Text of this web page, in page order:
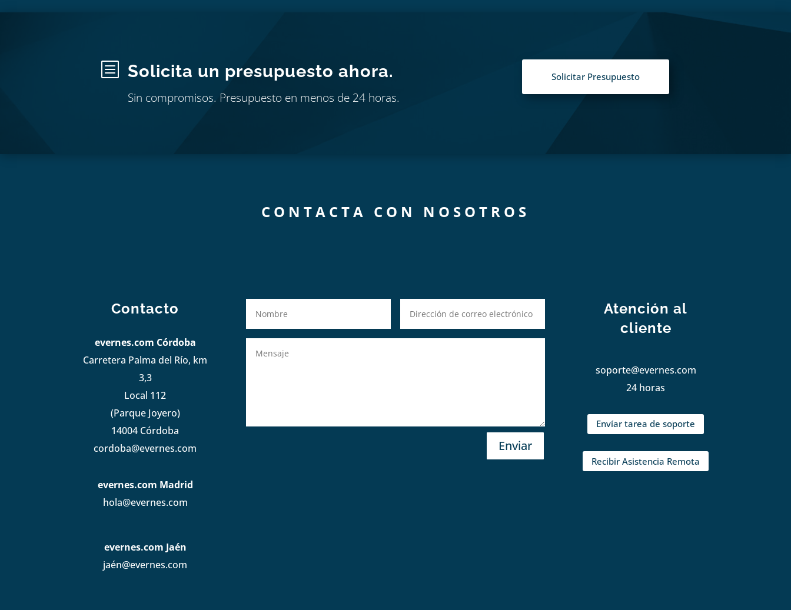
b Solicita un presupuesto ahora.
Sin compromisos. Presupuesto en menos de 24 horas.
Solicitar Presupuesto
CONTACTA CON NOSOTROS
Contacto
evernes.com Córdoba
Carretera Palma del Río, km
3,3
Local 112
(Parque Joyero)
14004 Córdoba
cordoba@evernes.com
evernes.com Madrid
hola@evernes.com
evernes.com Jaén
jaén@evernes.com
Enviar
Atención al
cliente
soporte@evernes.com
24 horas
Envíar tarea de soporte
Recibir Asistencia Remota